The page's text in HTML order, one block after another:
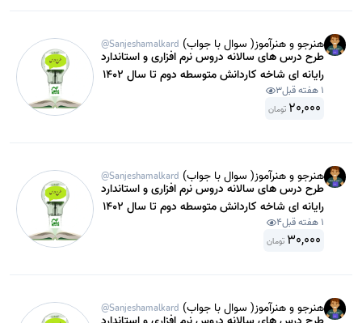
هنرجو و هنرآموز( سوال با جواب) @Sanjeshamalkard
طرح درس های سالانه دروس نرم افزاری و استاندارد
رایانه ای شاخه کاردانش متوسطه دوم تا سال 1402
پایه دوازدهم .
1 هفته قبل 3
20,000 تومان
هنرجو و هنرآموز( سوال با جواب) @Sanjeshamalkard
طرح درس های سالانه دروس نرم افزاری و استاندارد
رایانه ای شاخه کاردانش متوسطه دوم تا سال 1402
شامل کاربر تایپ رایانه ای پایه یازدهم1 هفته قبل 4
30,000 تومان
هنرجو و هنرآموز( سوال با جواب) @Sanjeshamalkard